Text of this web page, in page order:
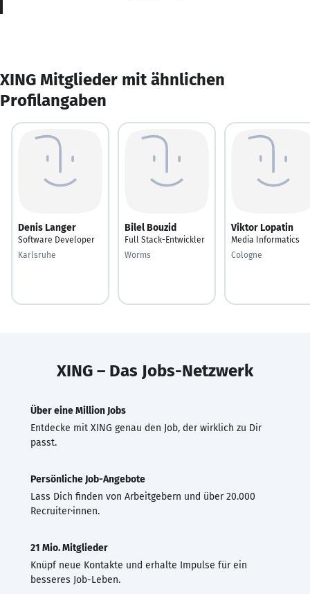
XING Mitglieder mit ähnlichen
Profilangaben
Denis Langer
Software Developer
Karlsruhe
Bilel Bouzid
Full Stack-Entwickler
Worms
Viktor Lopatin
Media Informatics
Cologne
XING – Das Jobs-Netzwerk
Über eine Million Jobs
Entdecke mit XING genau den Job, der wirklich zu Dir
passt.
Persönliche Job-Angebote
Lass Dich finden von Arbeitgebern und über 20.000
Recruiter·innen.
21 Mio. Mitglieder
Knüpf neue Kontakte und erhalte Impulse für ein
besseres Job-Leben.